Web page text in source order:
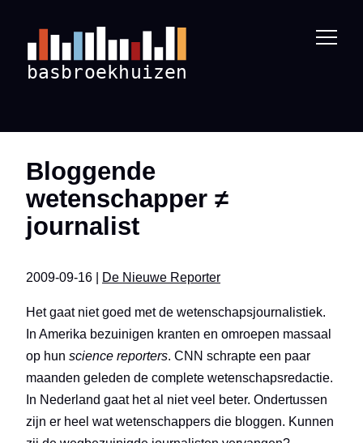
Bloggende
wetenschapper ≠
journalist
2009-09-16 | De Nieuwe Reporter
Het gaat niet goed met de wetenschapsjournalistiek.
In Amerika bezuinigen kranten en omroepen massaal
op hun science reporters. CNN schrapte een paar
maanden geleden de complete wetenschapsredactie.
In Nederland gaat het al niet veel beter. Ondertussen
zijn er heel wat wetenschappers die bloggen. Kunnen